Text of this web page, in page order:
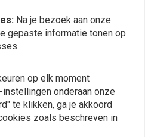
om vermoeidheid te
voor
membraan
een review
Na je bezoek aan onze
gepaste informatie tonen op
op elk moment
onderaan onze
te klikken, ga je akkoord
zoals beschreven in